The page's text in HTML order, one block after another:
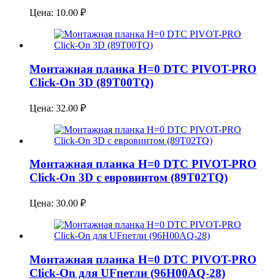
Цена: 10.00 ₽
Монтажная планка H=0 DTC PIVOT-PRO
Click-On 3D (89T00TQ)
Цена: 32.00 ₽
Монтажная планка H=0 DTC PIVOT-PRO
Click-On 3D с евровинтом (89T02TQ)
Цена: 30.00 ₽
Монтажная планка H=0 DTC PIVOT-PRO
Click-On для UFпетли (96H00AQ-28)